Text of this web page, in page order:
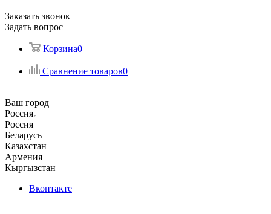
Заказать звонок
Задать вопрос
Корзина0
Сравнение товаров0
Ваш город
Россия
Россия
Беларусь
Казахстан
Армения
Кыргызстан
Вконтакте